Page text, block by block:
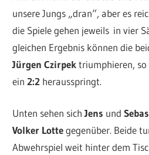
unsere Jungs „dran“, aber es
die Spiele gehen jeweils in vier
gleichen Ergebnis können die
Jürgen Czirpektriumphieren,
ein2:2 herausspringt.
Unten sehen sichJens und
Volker Lottegegenüber. Beide
Abwehrspiel weit hinter dem